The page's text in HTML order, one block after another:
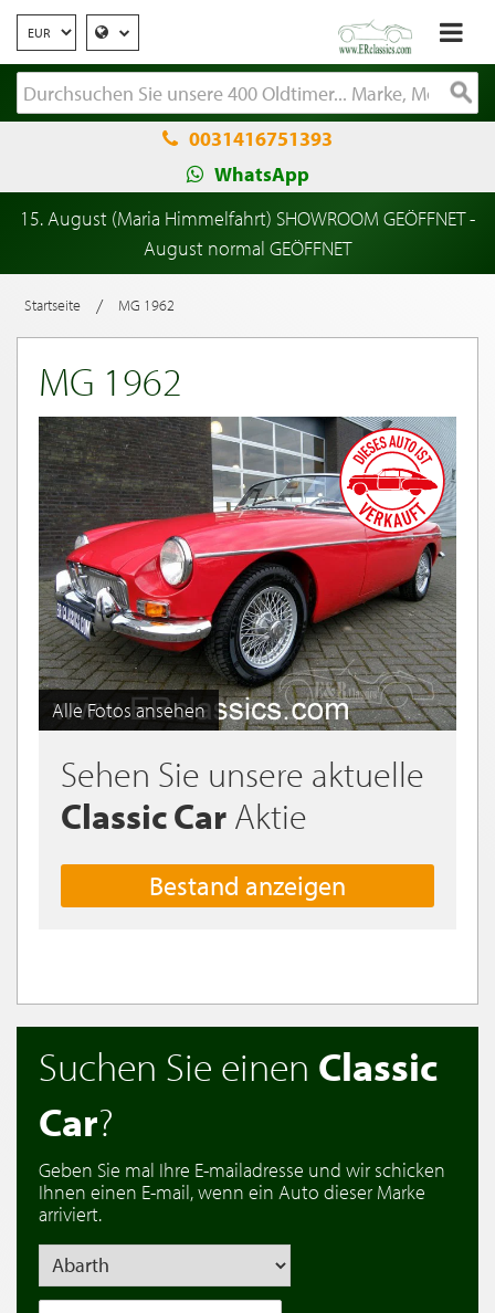
0031416751393
WhatsApp
15. August (Maria Himmelfahrt) SHOWROOM GEÖFFNET -
August normal GEÖFFNET
Startseite / MG 1962
MG 1962
Alle Fotos ansehen
Sehen Sie unsere aktuelle
Classic Car Aktie
Bestand anzeigen
Suchen Sie einen Classic
Car?
Geben Sie mal Ihre E-mailadresse und wir schicken
Ihnen einen E-mail, wenn ein Auto dieser Marke
arriviert.